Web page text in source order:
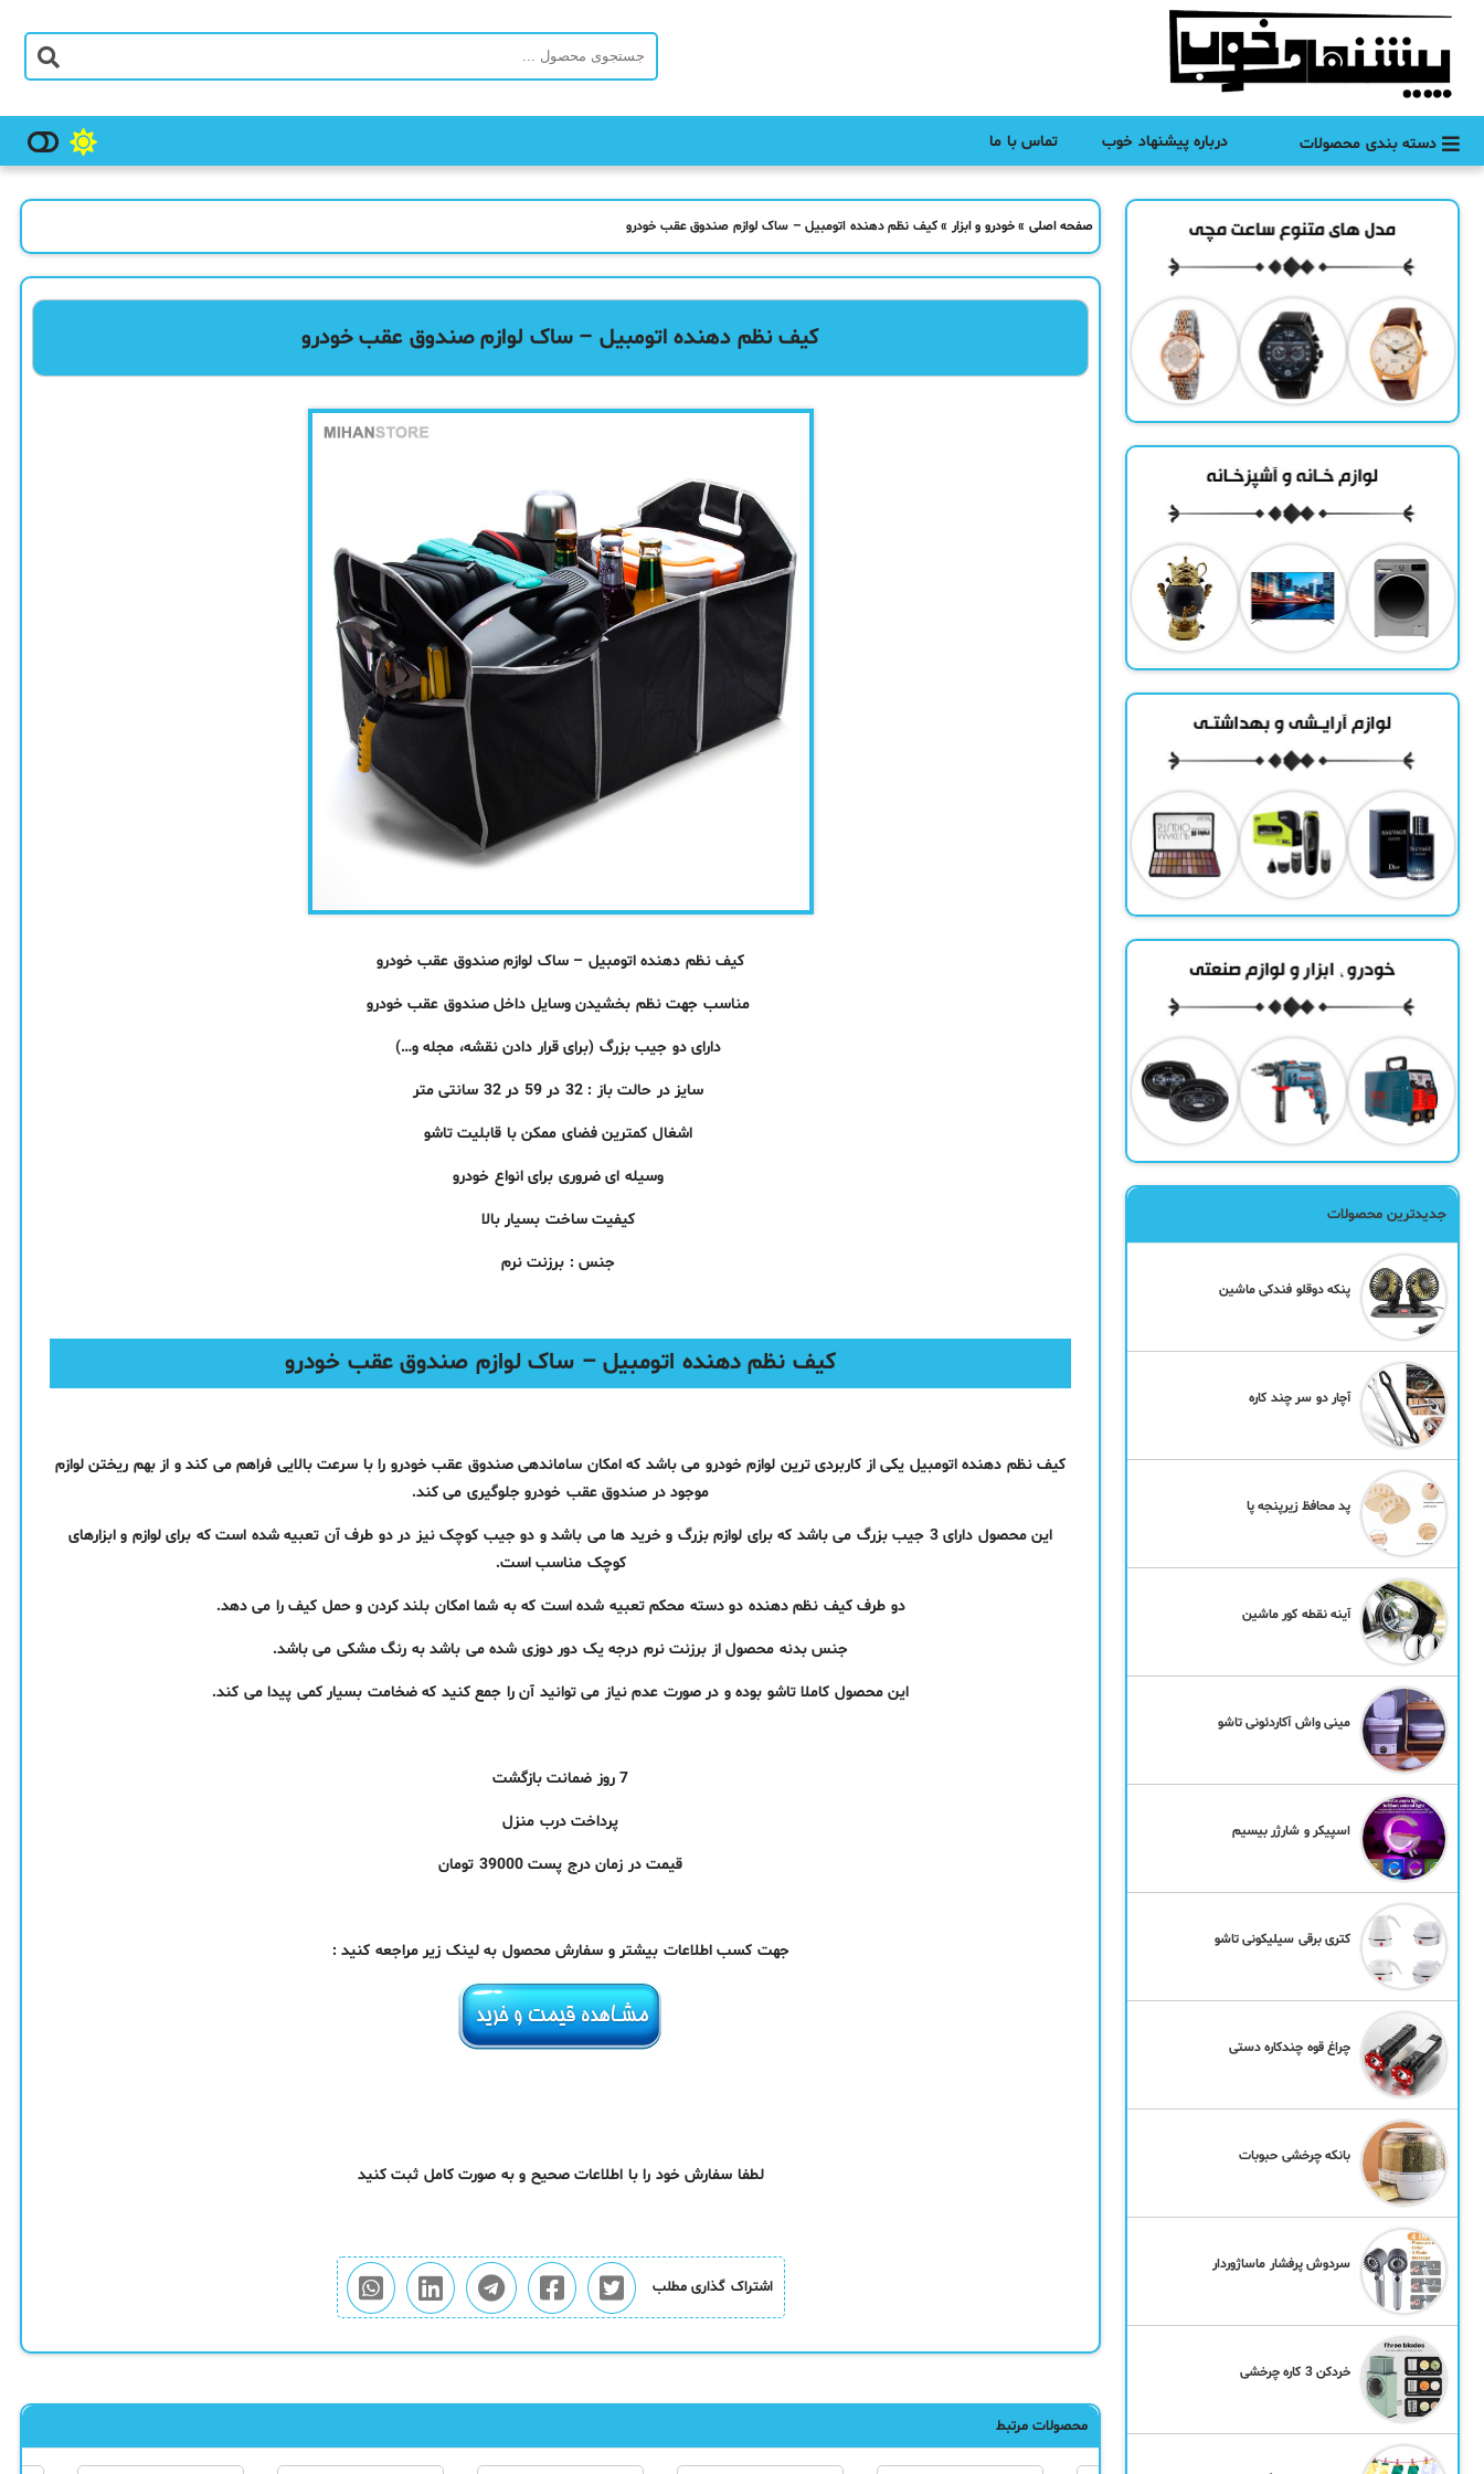
دسته بندی محصولات درباره پیشنهاد خوب تماس با ما
صفحه اصلی »خودرو و ابزار »کیف نظم دهنده اتومبیل – ساک لوازم صندوق عقب خودرو
کیف نظم دهنده اتومبیل – ساک لوازم صندوق عقب خودرو
کیف نظم دهنده اتومبیل – ساک لوازم صندوق عقب خودرو
مناسب جهت نظم بخشیدن وسایل داخل صندوق عقب خودرو
دارای دو جیب بزرگ (برای قرار دادن نقشه، مجله و…)
سایز در حالت باز : 32 در 59 در 32 سانتی متر
اشغال کمترین فضای ممکن با قابلیت تاشو
وسیله ای ضروری برای انواع خودرو
کیفیت ساخت بسیار بالا
جنس : برزنت نرم
کیف نظم دهنده اتومبیل – ساک لوازم صندوق عقب خودرو
کیف نظم دهنده اتومبیل یکی از کاربردی ترین لوازم خودرو می باشد که امکان ساماندهی صندوق عقب خودرو را با سرعت بالایی فراهم می کند و از بهم ریختن لوازم
موجود در صندوق عقب خودرو جلوگیری می کند.
این محصول دارای 3 جیب بزرگ می باشد که برای لوازم بزرگ و خرید ها می باشد و دو جیب کوچک نیز در دو طرف آن تعبیه شده است که برای لوازم و ابزارهای
کوچک مناسب است.
دو طرف کیف نظم دهنده دو دسته محکم تعبیه شده است که به شما امکان بلند کردن و حمل کیف را می دهد.
جنس بدنه محصول از برزنت نرم درجه یک دور دوزی شده می باشد به رنگ مشکی می باشد.
این محصول کاملا تاشو بوده و در صورت عدم نیاز می توانید آن را جمع کنید که ضخامت بسیار کمی پیدا می کند.
7 روز ضمانت بازگشت
پرداخت درب منزل
قیمت در زمان درج پست 39000 تومان
جهت کسب اطلاعات بیشتر و سفارش محصول به لینک زیر مراجعه کنید :
لطفا سفارش خود را با اطلاعات صحیح و به صورت کامل ثبت کنید
اشتراک گذاری مطلب
محصولات مرتبط
جدیدترین محصولات
پنکه دوقلو فندکی ماشین
آچار دو سر چند کاره
پد محافظ زیرپنجه پا
آینه نقطه کور ماشین
مینی واش آکاردئونی تاشو
اسپیکر و شارژر بیسیم
کتری برقی سیلیکونی تاشو
چراغ قوه چندکاره دستی
بانکه چرخشی حبوبات
سردوش پرفشار ماساژوردار
خردکن 3 کاره چرخشی